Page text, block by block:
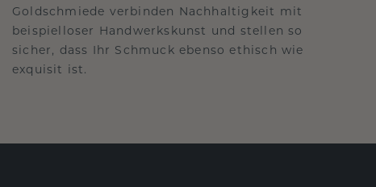
Goldschmiede verbinden Nachhaltigkeit mit
beispielloser Handwerkskunst und stellen so
sicher, dass Ihr Schmuck ebenso ethisch wie
exquisit ist.